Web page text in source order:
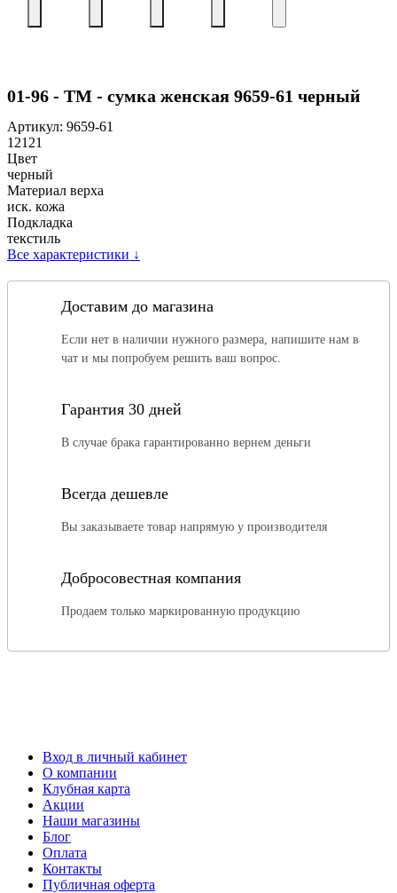
01-96 - ТМ - сумка женская 9659-61 черный
Артикул: 9659-61
12121
Цвет
черный
Материал верха
иск. кожа
Подкладка
текстиль
Все характеристики ↓
Доставим до магазина
Если нет в наличии нужного размера, напишите нам в
чат и мы попробуем решить ваш вопрос.
Гарантия 30 дней
В случае брака гарантированно вернем деньги
Всегда дешевле
Вы заказываете товар напрямую у производителя
Добросовестная компания
Продаем только маркированную продукцию
Вход в личный кабинет
О компании
Клубная карта
Акции
Наши магазины
Блог
Оплата
Контакты
Публичная оферта